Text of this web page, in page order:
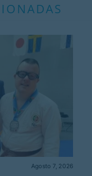
Agosto 7, 2026